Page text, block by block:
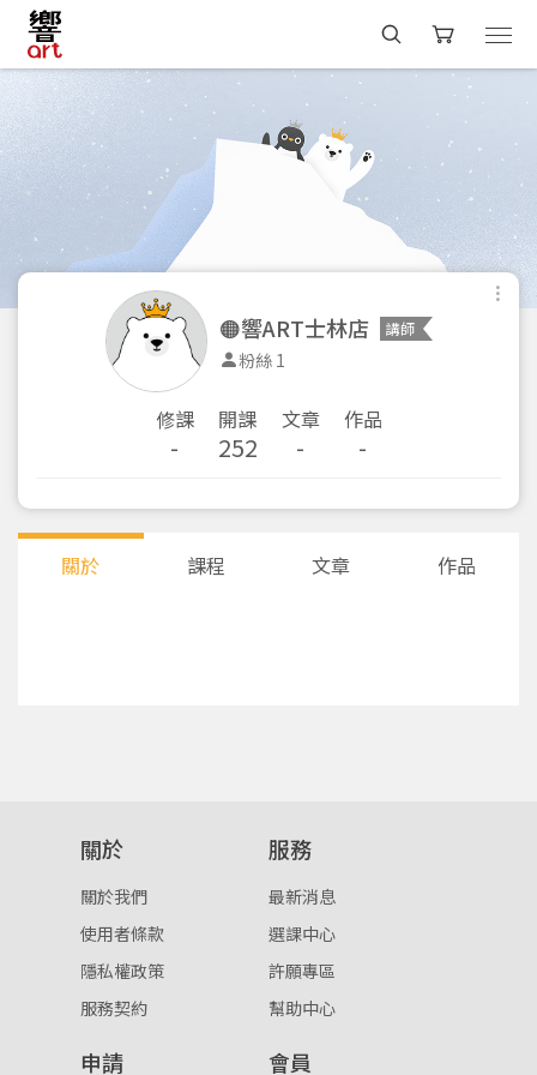
入。
重設密碼
點擊下方「確定」將前一位使用者強制登出。
確定
取消
🟠響ART士林店 講師
粉絲 1
修課
-
開課
252
文章
-
作品
-
關於 課程 文章 作品
關於
關於我們
使用者條款
隱私權政策
服務契約
服務
最新消息
選課中心
許願專區
幫助中心
申請 會員